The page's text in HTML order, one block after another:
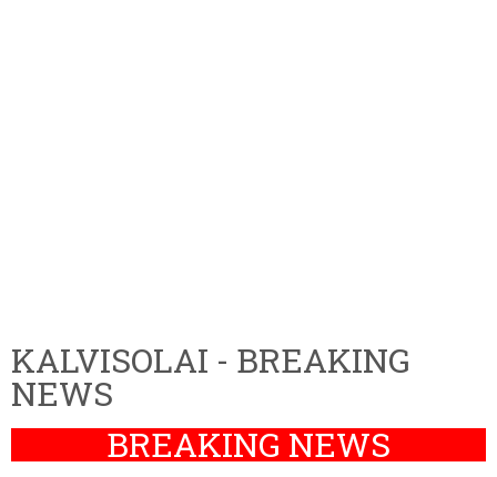
KALVISOLAI - BREAKING
NEWS
BREAKING NEWS